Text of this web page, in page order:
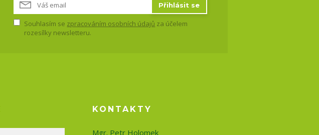
Přihlásit se
Souhlasím se zpracováním osobních údajů za účelem
rozesílky newsletteru.
KONTAKTY
Mgr. Petr Holomek